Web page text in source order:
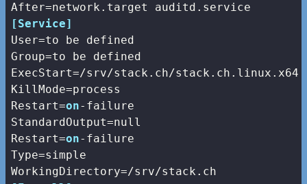
After
[Service]
User
Group
ExecStart
KillMode
Restart=on
StandardOutput
Restart=on
Type
WorkingDirectory